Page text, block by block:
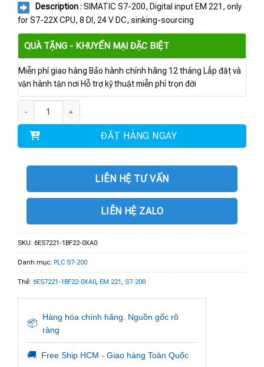
Description: SIMATIC S7-200, Digital input EM 221, only
for S7-22X CPU, 8 DI, 24 V DC, sinking-sourcing
QUÀ TẶNG - KHUYẾN MẠI ĐẶC BIỆT
Miễn phí giao hàng Bảo hành chính hãng 12 tháng Lắp đặt và
vận hành tận nơi Hỗ trợ kỹ thuật miễn phí trọn đời
ĐẶT HÀNG NGAY
LIÊN HỆ TƯ VẤN
LIÊN HỆ ZALO
SKU: 6ES7221-1BF22-0XA0
Danh mục: PLC S7-200
Thẻ: 6ES7221-1BF22-0XA0, EM 221, S7-200
📦
Hàng hóa chính hãng. Nguồn gốc rõ
ràng
🚚 Free Ship HCM - Giao hàng Toàn Quốc